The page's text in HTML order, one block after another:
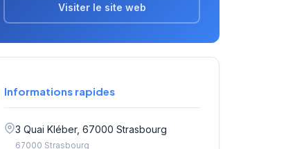
Visiter le site web
Informations rapides
3 Quai Kléber, 67000 Strasbourg
67000 Strasbourg